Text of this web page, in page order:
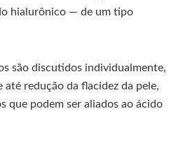
hialurônico — de um tipo
são discutidos individualmente,
redução da flacidez da pele,
que podem ser aliados ao ácido